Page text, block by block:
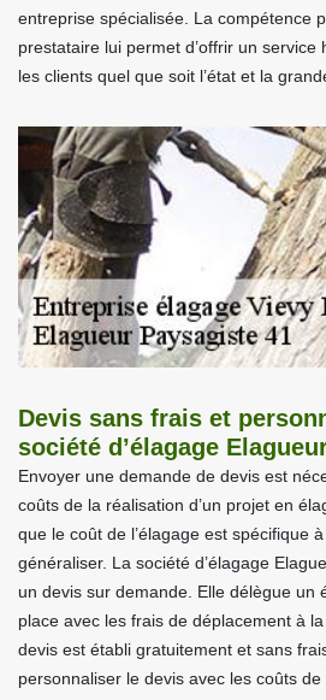
entreprise spécialisée. La compétence
prestataire lui permet d’offrir un
les clients quel que soit l’état et la
Devis sans frais et
société d’élagage
Envoyer une demande de devis est
coûts de la réalisation d’un projet en
que le coût de l’élagage est spécifique
généraliser. La société d’élagage
un devis sur demande. Elle délègue un
place avec les frais de déplacement à
devis est établi gratuitement et sans
personnaliser le devis avec les coûts